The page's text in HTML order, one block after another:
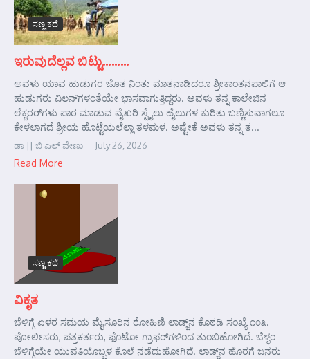
ಸಣ್ಣ ಕಥೆ
ಇರುವುದೆಲ್ಲವ ಬಿಟ್ಟು………
ಅವಳು ಯಾವ ಹುಡುಗರ ಜೊತ ನಿಂತು ಮಾತನಾಡಿದರೂ ಶ್ರೀಕಾಂತನಪಾಲಿಗೆ ಆ
ಹುಡುಗರು ವಿಲನ್‌ಗಳಂತೆಯೇ ಭಾಸವಾಗುತ್ತಿದ್ದರು. ಅವಳು ತನ್ನ ಕಾಲೇಜಿನ
ಲೆಕ್ಚರರ್‌ಗಳು ಪಾಠ ಮಾಡುವ ವೈಖರಿ ಸ್ಟೈಲು ಹೈಲುಗಳ ಕುರಿತು ಬಣ್ಣಿಸುವಾಗಲೂ
ಕೇಳಲಾಗದೆ ಶ್ರೀಯ ಹೊಟ್ಟೆಯಲೆಲ್ಲಾ ತಳಮಳ. ಅಷ್ಟೇಕೆ ಅವಳು ತನ್ನ ತ...
ಡಾ || ಬಿ ಎಲ್ ವೇಣು July 26, 2026
Read More
ಸಣ್ಣ ಕಥೆ
ವಿಕೃತ
ಬೆಳಿಗ್ಗೆ ಏಳರ ಸಮಯ ಮೈಸೂರಿನ ರೋಹಿಣಿ ಲಾಡ್ಜ್‌ನ ಕೊಠಡಿ ಸಂಖ್ಯೆ ೧೦೩.
ಪೋಲೀಸರು, ಪತ್ರಕರ್ತರು, ಫೊಟೋ ಗ್ರಾಫರ್‌ಗಳಿಂದ ತುಂಬಿಹೋಗಿದೆ. ಬೆಳ್ಳಂ
ಬೆಳಿಗ್ಗೆಯೇ ಯುವತಿಯೊಬ್ಬಳ ಕೊಲೆ ನಡೆದುಹೋಗಿದೆ. ಲಾಡ್ಜ್‌ನ ಹೊರಗೆ ಜನರು